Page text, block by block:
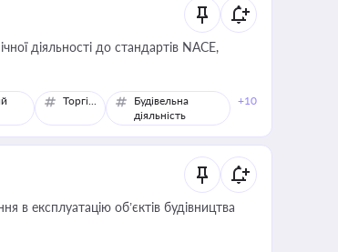
діяльності до стандартів NACE,
Торгівля
Будівельна
діяльність
+10
в експлуатацію об’єктів будівництва